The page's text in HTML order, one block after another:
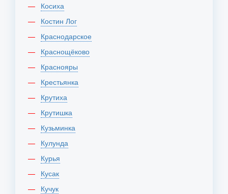
Косиха
Костин Лог
Краснодарское
Краснощёково
Краснояры
Крестьянка
Крутиха
Крутишка
Кузьминка
Кулунда
Курья
Кусак
Кучук